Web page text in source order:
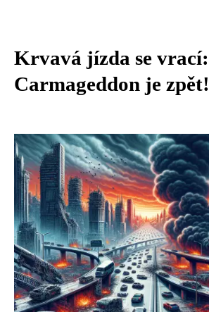
Krvavá jízda se vrací:
Carmageddon je zpět!